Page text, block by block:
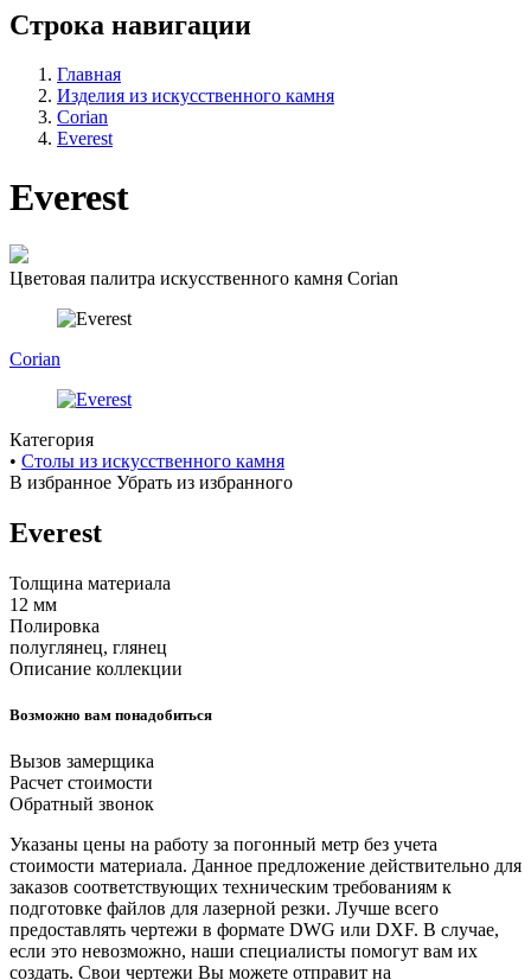
Строка навигации
Главная
Изделия из искусственного камня
Corian
Everest
Everest
Цветовая палитра искусственного камня Corian
Corian
Категория
• Cтолы из искусственного камня
В избранное Убрать из избранного
Everest
Толщина материала
12 мм
Полировка
полуглянец, глянец
Описание коллекции
Возможно вам понадобиться
Вызов замерщика
Расчет стоимости
Обратный звонок
Указаны цены на работу за погонный метр без учета
стоимости материала. Данное предложение действительно для
заказов соответствующих техническим требованиям к
подготовке файлов для лазерной резки. Лучше всего
предоставлять чертежи в формате DWG или DXF. В случае,
если это невозможно, наши специалисты помогут вам их
создать. Свои чертежи Вы можете отправит на